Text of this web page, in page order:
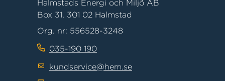
Halmstads Energi och Miljö AB
Box 31, 301 02 Halmstad
Org. nr: 556528-3248
035-190 190
kundservice@hem.se